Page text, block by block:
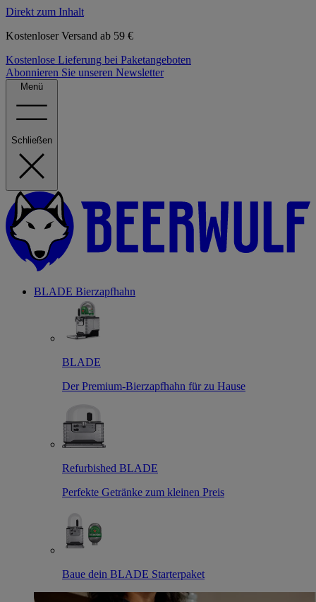
Direkt zum Inhalt
Kostenloser Versand ab 59 €
Kostenlose Lieferung bei Paketangeboten
Abonnieren Sie unseren Newsletter
Menü
Schließen
BLADE Bierzapfhahn
BLADE
Der Premium-Bierzapfhahn für zu Hause
Refurbished BLADE
Perfekte Getränke zum kleinen Preis
Baue dein BLADE Starterpaket